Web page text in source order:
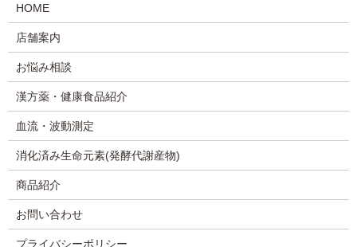
HOME
店舗案内
お悩み相談
漢方薬・健康食品紹介
血流・波動測定
消化済み生命元素(発酵代謝産物)
商品紹介
お問い合わせ
プライバシーポリシー